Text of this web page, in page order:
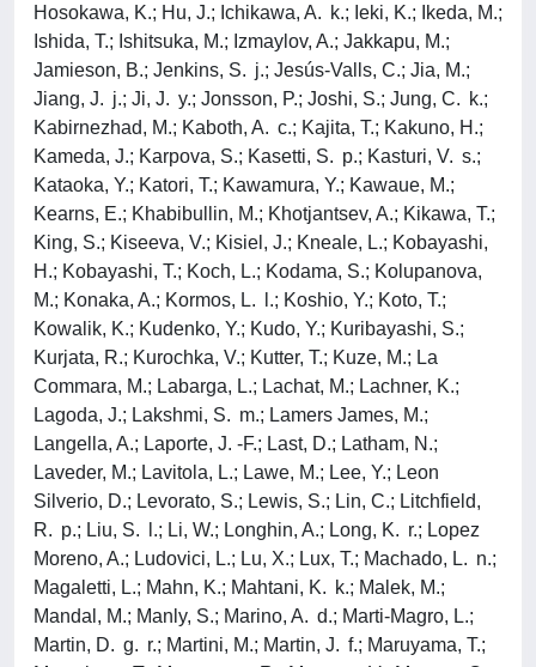
Hosokawa, K.; Hu, J.; Ichikawa, A. k.; Ieki, K.; Ikeda, M.;
Ishida, T.; Ishitsuka, M.; Izmaylov, A.; Jakkapu, M.;
Jamieson, B.; Jenkins, S. j.; Jesús-Valls, C.; Jia, M.;
Jiang, J. j.; Ji, J. y.; Jonsson, P.; Joshi, S.; Jung, C. k.;
Kabirnezhad, M.; Kaboth, A. c.; Kajita, T.; Kakuno, H.;
Kameda, J.; Karpova, S.; Kasetti, S. p.; Kasturi, V. s.;
Kataoka, Y.; Katori, T.; Kawamura, Y.; Kawaue, M.;
Kearns, E.; Khabibullin, M.; Khotjantsev, A.; Kikawa, T.;
King, S.; Kiseeva, V.; Kisiel, J.; Kneale, L.; Kobayashi,
H.; Kobayashi, T.; Koch, L.; Kodama, S.; Kolupanova,
M.; Konaka, A.; Kormos, L. l.; Koshio, Y.; Koto, T.;
Kowalik, K.; Kudenko, Y.; Kudo, Y.; Kuribayashi, S.;
Kurjata, R.; Kurochka, V.; Kutter, T.; Kuze, M.; La
Commara, M.; Labarga, L.; Lachat, M.; Lachner, K.;
Lagoda, J.; Lakshmi, S. m.; Lamers James, M.;
Langella, A.; Laporte, J. -F.; Last, D.; Latham, N.;
Laveder, M.; Lavitola, L.; Lawe, M.; Lee, Y.; Leon
Silverio, D.; Levorato, S.; Lewis, S.; Lin, C.; Litchfield,
R. p.; Liu, S. l.; Li, W.; Longhin, A.; Long, K. r.; Lopez
Moreno, A.; Ludovici, L.; Lu, X.; Lux, T.; Machado, L. n.;
Magaletti, L.; Mahn, K.; Mahtani, K. k.; Malek, M.;
Mandal, M.; Manly, S.; Marino, A. d.; Marti-Magro, L.;
Martin, D. g. r.; Martini, M.; Martin, J. f.; Maruyama, T.;